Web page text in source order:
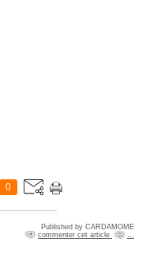
0
Published by CARDAMOME
commenter cet article
…